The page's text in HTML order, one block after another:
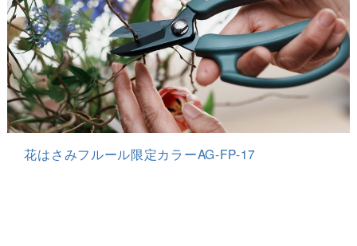
花はさみフルール限定カラーAG-FP-17